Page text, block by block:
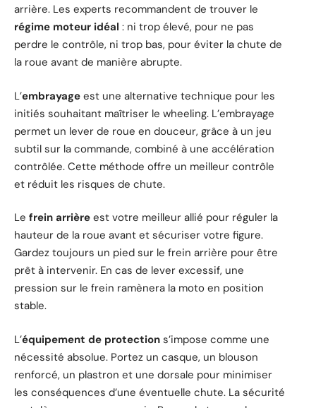
arrière. Les experts recommandent de trouver le
régime moteur idéal : ni trop élevé, pour ne pas
perdre le contrôle, ni trop bas, pour éviter la chute de
la roue avant de manière abrupte.
L’embrayage est une alternative technique pour les
initiés souhaitant maîtriser le wheeling. L’embrayage
permet un lever de roue en douceur, grâce à un jeu
subtil sur la commande, combiné à une accélération
contrôlée. Cette méthode offre un meilleur contrôle
et réduit les risques de chute.
Le frein arrière est votre meilleur allié pour réguler la
hauteur de la roue avant et sécuriser votre figure.
Gardez toujours un pied sur le frein arrière pour être
prêt à intervenir. En cas de lever excessif, une
pression sur le frein ramènera la moto en position
stable.
L’équipement de protection s’impose comme une
nécessité absolue. Portez un casque, un blouson
renforcé, un plastron et une dorsale pour minimiser
les conséquences d’une éventuelle chute. La sécurité